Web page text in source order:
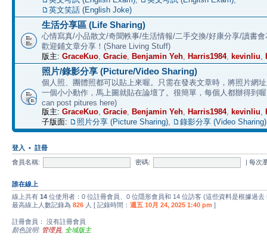
英文笑話 (English Joke)
生活分享區 (Life Sharing)
心情寫真/小品散文/奇聞軼事/生活情報/二手交換/好康分享/讀書
歡迎鋪文章分享！(Share Living Stuff)
版主: GraceKuo Gracie Benjamin Yeh Harris1984, kevinliu
照片/錄影分享 (Picture/Video Sharing)
個人照、團體照都可以貼上來喔。只需在發表文章時，將照片網
一個小小動作，馬上圖就貼在論壇了。很簡單，每個人都辦得到
can post pitures here)
版主: GraceKuo Gracie Benjamin Yeh Harris1984, kevinliu
子版面:
照片分享 (Picture Sharing) 錄影分享 (Video Sharing)
登入 • 註冊
會員名稱: 密碼: | 每次
誰在線上
線上共有 14 位使用者：0 位註冊會員、0 位隱形會員和 14 位訪客 (這些資料是根據過
最高線上人數記錄為 826 人 [ 記錄時間： 週五 10月 24, 2025 1:40 pm ]
註冊會員： 沒有註冊會員
顏色說明: 管理員, 全域版主